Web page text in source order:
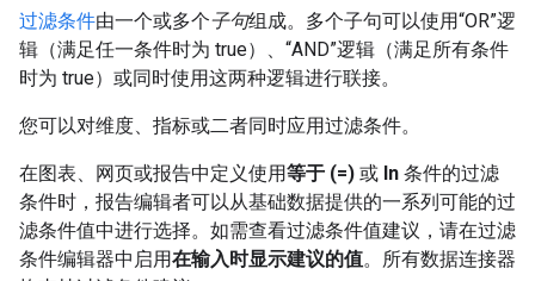
过滤条件由一个或多个子句组成。多个子句可以使用“OR”逻
辑（满足任一条件时为 true）、“AND”逻辑（满足所有条件
时为 true）或同时使用这两种逻辑进行联接。
您可以对维度、指标或二者同时应用过滤条件。
在图表、网页或报告中定义使用等于 (=) 或 In 条件的过滤
条件时，报告编辑者可以从基础数据提供的一系列可能的过
滤条件值中进行选择。如需查看过滤条件值建议，请在过滤
条件编辑器中启用在输入时显示建议的值。所有数据连接器